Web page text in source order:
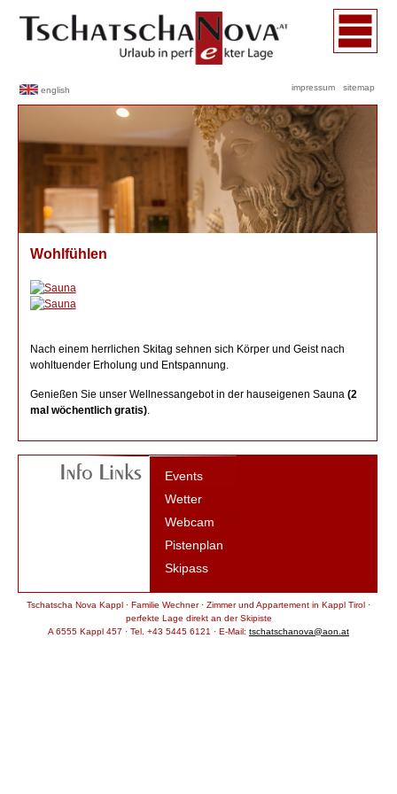
english impressum sitemap
Wohlfühlen
Nach einem herrlichen Skitag sehnen sich Körper und Geist nach
wohltuender Erholung und Entspannung.
Genießen Sie unser Wellnessangebot in der hauseigenen Sauna (2
mal wöchentlich gratis).
Events
Wetter
Webcam
Pistenplan
Skipass
Tschatscha Nova Kappl · Familie Wechner · Zimmer und Appartement in Kappl Tirol ·
perfekte Lage direkt an der Skipiste
A 6555 Kappl 457 · Tel. +43 5445 6121 · E-Mail: tschatschanova@aon.at